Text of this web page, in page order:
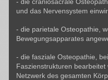
- die craniosacrale
und das Nervensystem
- die parietale Osteopathie,
Bewegungsapparates
- die fasziale Osteopathie,
Faszienstrukturen
Netzwerk des gesamten